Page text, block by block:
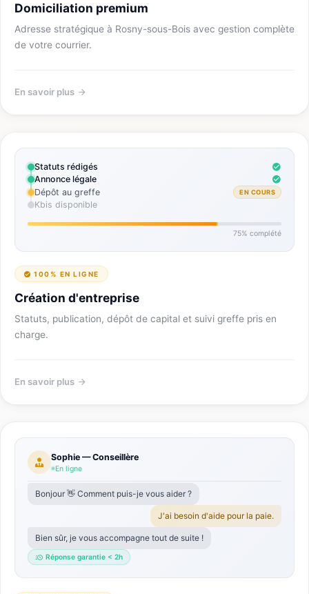
Domiciliation premium
Adresse stratégique à Rosny-sous-Bois avec gestion complète
de votre courrier.
En savoir plus
Statuts rédigés
Annonce légale
Dépôt au greffe
EN COURS
Kbis disponible
75% complété
100% EN LIGNE
Création d'entreprise
Statuts, publication, dépôt de capital et suivi greffe pris en
charge.
En savoir plus
Sophie — Conseillère
En ligne
Bonjour 👋 Comment puis-je vous aider ?
J'ai besoin d'aide pour la paie.
Bien sûr, je vous accompagne tout de suite !
Réponse garantie < 2h